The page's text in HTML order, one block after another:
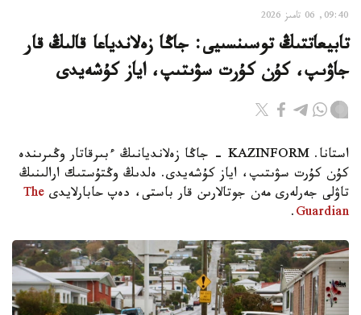
09:40, 06 تامىز 2026
تابيعاتتىڭ توسىنسىيى: جاڭا زەلاندياعا قالىڭ قار
جاۋىپ، كۇن كۇرت سۋىتىپ، اياز كۇشەيدى
استانا. KAZINFORM - جاڭا زەلانديانىڭ ءبىرقاتار وڭىرىندە
كۇن كۇرت سۋىتىپ، اياز كۇشەيدى. ەلدىڭ وڭتۇستىك ارالىنىڭ
تاۋلى جەرلەرى مەن جوتالارىن قار باستى، دەپ حابارلايدى The
Guardian
.